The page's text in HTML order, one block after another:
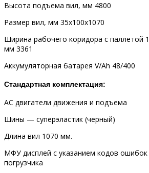
Высота подъема вил, мм 4800
Размер вил, мм 35x100x1070
Ширина рабочего коридора с паллетой
мм 3361
Аккумуляторная батарея V/Аh 48/400
Стандартная комплектация:
AC двигатели движения и подъема
Шины — суперэластик (черный)
Длина вил 1070 мм.
МФУ дисплей с указанием кодов ошибок
погрузчика